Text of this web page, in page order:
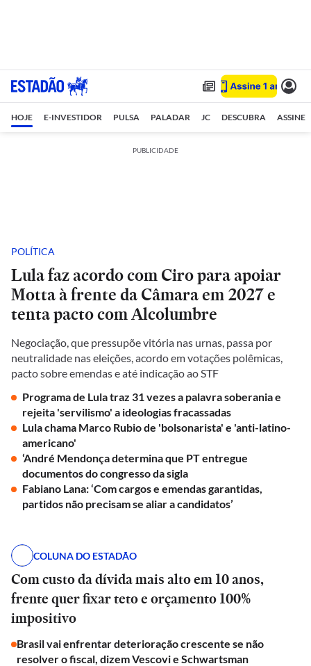
HOJE E-INVESTIDOR PULSA PALADAR JC DESCUBRA ASSINE
PUBLICIDADE
POLÍTICA
Lula faz acordo com Ciro para apoiar
Motta à frente da Câmara em 2027 e
tenta pacto com Alcolumbre
Negociação, que pressupõe vitória nas urnas, passa por
neutralidade nas eleições, acordo em votações polêmicas,
pacto sobre emendas e até indicação ao STF
Programa de Lula traz 31 vezes a palavra soberania e
rejeita 'servilismo' a ideologias fracassadas
Lula chama Marco Rubio de 'bolsonarista' e 'anti-latino-
americano'
‘André Mendonça determina que PT entregue
documentos do congresso da sigla
Fabiano Lana: ‘Com cargos e emendas garantidas,
partidos não precisam se aliar a candidatos’
COLUNA DO ESTADÃO
Com custo da dívida mais alto em 10 anos,
frente quer fixar teto e orçamento 100%
impositivo
Brasil vai enfrentar deterioração crescente se não
resolver o fiscal, dizem Vescovi e Schwartsman